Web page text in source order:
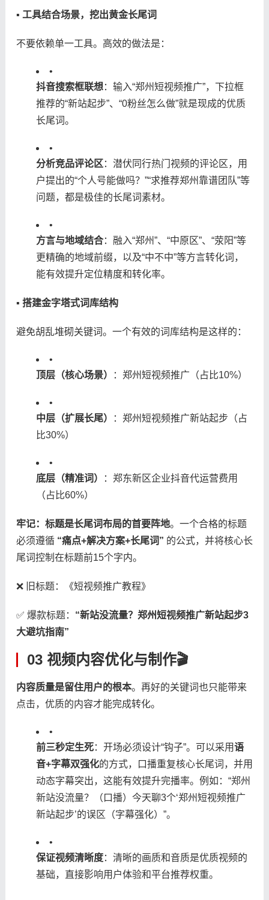
​▪ 工具结合场景，挖出黄金长尾词​
不要依赖单一工具。高效的做法是：
•
​抖音搜索框联想​​：输入“郑州短视频推广”，下拉框
推荐的“新站起步”、“0粉丝怎么做”就是现成的优质
长尾词。
•
​分析竞品评论区​ ​：潜伏同行热门视频的评论区，用
户提出的“个人号能做吗？”“求推荐郑州靠谱团队”等
问题，都是极佳的长尾词素材。
•
​方言与地域结合​​：融入“郑州”、“中原区”、“荥阳”等
更精确的地域前缀，以及“中不中”等方言转化词，
能有效提升定位精度和转化率。
​▪ 搭建金字塔式词库结构​
避免胡乱堆砌关键词。一个有效的词库结构是这样的：
•
​顶层（核心场景）​
​：郑州短视频推广（占比10%）
•
​中层（扩展长尾）​
​：郑州短视频推广新站起步（占
比30%）
•
​底层（精准词）​
​：郑东新区企业抖音代运营费用
（占比60%）
​牢记：标题是长尾词布局的首要阵地​​。一个合格的标题
必须遵循 ​ ​“痛点+解决方案+长尾词”​ ​ 的公式，并将核心长
尾词控制在标题前15个字内。
❌ 旧标题：《短视频推广教程》
✅ 爆款标题：​ ​“新站没流量？郑州短视频推广新站起步3
大避坑指南”​
03 视频内容优化与制作🎬
​内容质量是留住用户的根本​​。再好的关键词也只能带来
点击，优质的内容才能完成转化。
•
​前三秒定生死​​：开场必须设计“钩子”。可以采用​​语
音+字幕双强化​​的方式，口播重复核心长尾词，并用
动态字幕突出，这能有效提升完播率。例如：“郑州
新站没流量？（口播）今天聊3个‘郑州短视频推广
新站起步’的误区（字幕强化）”。
•
​保证视频清晰度​​：清晰的画质和音质是优质视频的
基础，直接影响用户体验和平台推荐权重。